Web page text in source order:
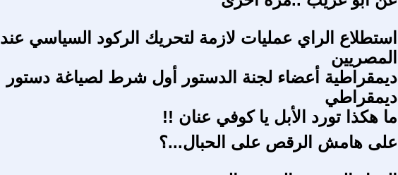
استطلاع الراي عمليات لازمة لتحريك الركود السياسي عند
المصريين
ديمقراطية أعضاء لجنة الدستور أول شرط لصياغة دستور
ديمقراطي
ما هكذا تورد الأبل يا كوفي عنان !!
على هامش الرقص على الحبال...؟